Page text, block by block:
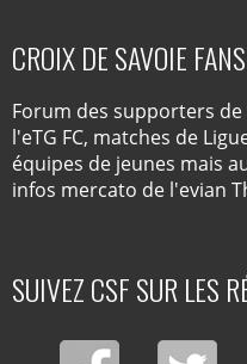
CROIX DE SAVOIE FANS
Forum des supporters
l'eTG FC, matches de
équipes de jeunes mais
infos mercato de l'evian
SUIVEZ CSF SUR LES